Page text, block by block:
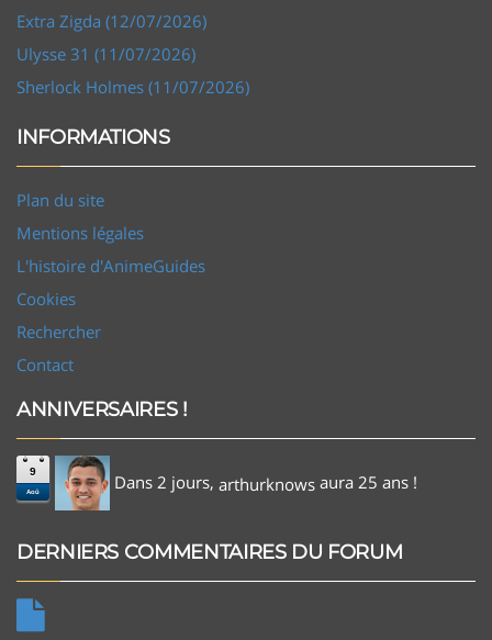
Extra Zigda (12/07/2026)
Ulysse 31 (11/07/2026)
Sherlock Holmes (11/07/2026)
INFORMATIONS
Plan du site
Mentions légales
L'histoire d'AnimeGuides
Cookies
Rechercher
Contact
ANNIVERSAIRES !
9
Aoû Dans 2 jours, arthurknows aura 25 ans !
DERNIERS COMMENTAIRES DU FORUM